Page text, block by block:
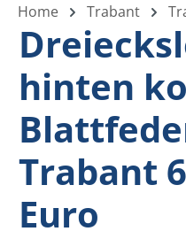
Home Trabant
hinten
Trabant
Euro